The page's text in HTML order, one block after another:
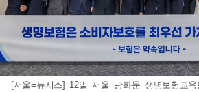
[서울=뉴시스] 12일 서울 광화문 생명보험교